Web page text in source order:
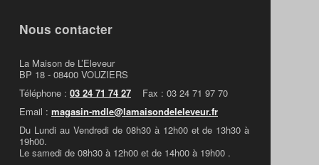
Nous contacter
La Maison de L’Eleveur
BP 18 - 08400 VOUZIERS
Téléphone : 03 24 71 74 27 Fax : 03 24 71 97 70
Email : magasin-mdle@lamaisondeleleveur.fr
Du Lundi au Vendredi de 08h30 à 12h00 et de 13h30 à
19h00.
Le samedi de 08h30 à 12h00 et de 14h00 à 19h00 .